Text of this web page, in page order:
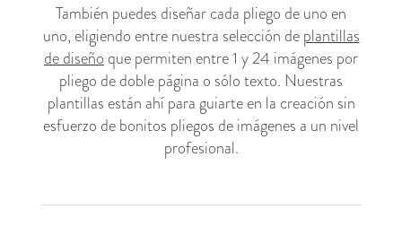
También puedes diseñar cada pliego de uno en
uno, eligiendo entre nuestra selección deplantillas
de diseño que permiten entre 1 y 24 imágenes por
pliego de doble página o sólo texto. Nuestras
plantillas están ahí para guiarte en la creación sin
esfuerzo de bonitos pliegos de imágenes a un nivel
profesional.